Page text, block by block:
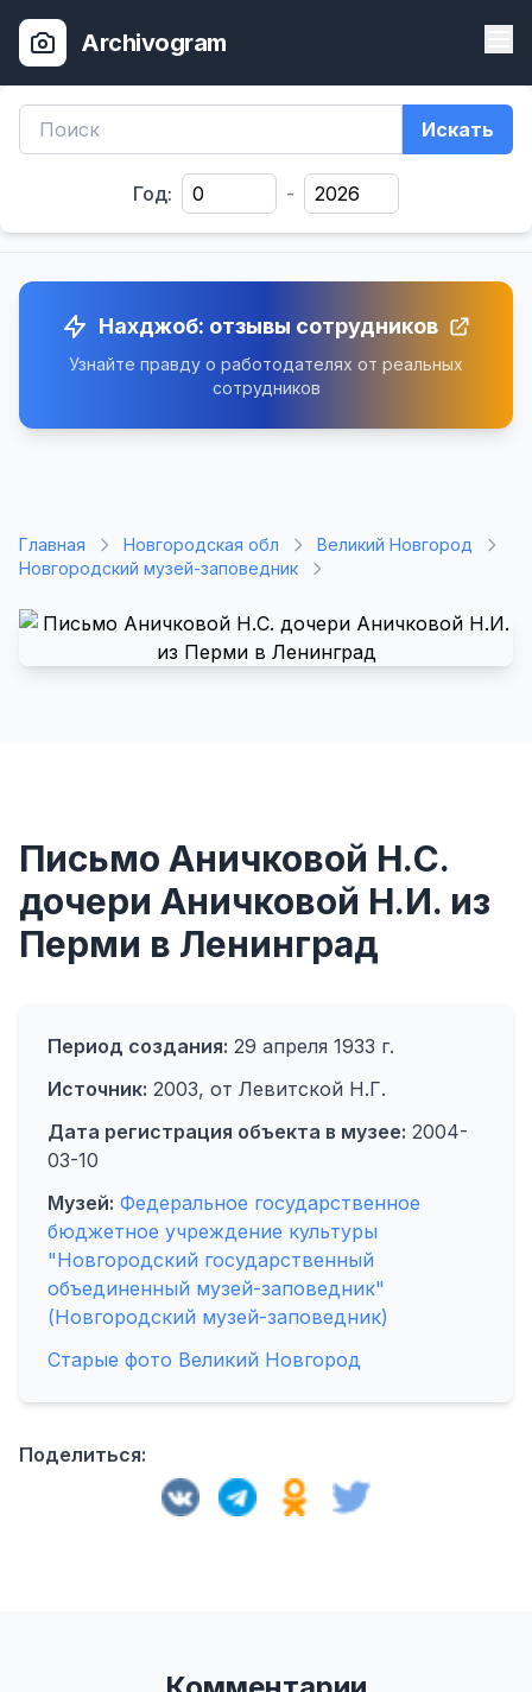
Archivogram
Искать
Год: -
Нахджоб: отзывы сотрудников
Узнайте правду о работодателях от реальных
сотрудников
Главная Новгородская обл
Великий Новгород
Новгородский музей-заповедник
Письмо Аничковой Н.С.
дочери Аничковой Н.И. из
Перми в Ленинград
Период создания: 29 апреля 1933 г.
Источник: 2003, от Левитской Н.Г.
Дата регистрация объекта в музее: 2004-
03-10
Музей: Федеральное государственное
бюджетное учреждение культуры
"Новгородский государственный
объединенный музей-заповедник"
(Новгородский музей-заповедник)
Старые фото Великий Новгород
Поделиться: